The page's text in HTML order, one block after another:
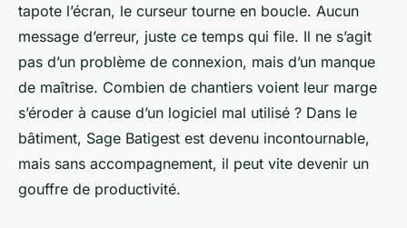
tapote l’écran, le curseur tourne en boucle. Aucun
message d’erreur, juste ce temps qui file. Il ne s’agit
pas d’un problème de connexion, mais d’un manque
de maîtrise. Combien de chantiers voient leur marge
s’éroder à cause d’un logiciel mal utilisé ? Dans le
bâtiment, Sage Batigest est devenu incontournable,
mais sans accompagnement, il peut vite devenir un
gouffre de productivité.